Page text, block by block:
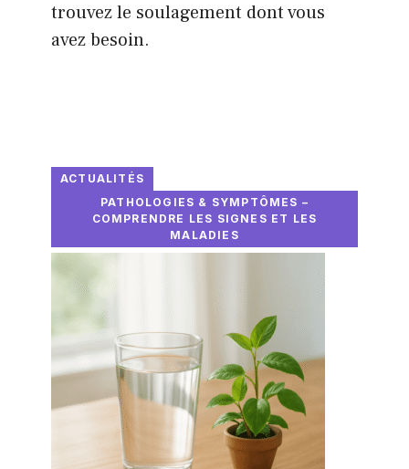
trouvez le soulagement dont vous
avez besoin.
ACTUALITÉS
PATHOLOGIES & SYMPTÔMES –
COMPRENDRE LES SIGNES ET LES
MALADIES